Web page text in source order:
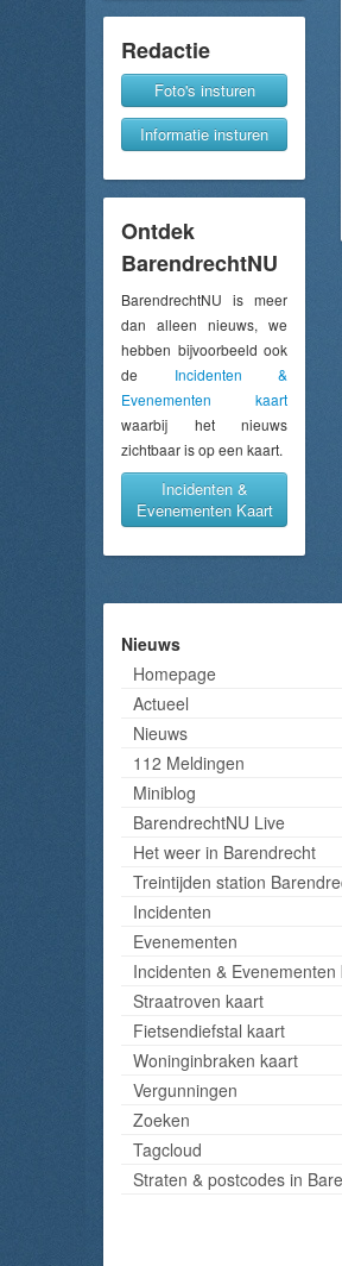
Redactie
Foto's insturen
Informatie insturen
Ontdek
BarendrechtNU
BarendrechtNU is meer
dan alleen nieuws, we
hebben bijvoorbeeld ook
de Incidenten &
Evenementen kaart
waarbij het nieuws
zichtbaar is op een kaart.
Incidenten &
Evenementen Kaart
Nieuws
Homepage
Actueel
Nieuws
112 Meldingen
Miniblog
BarendrechtNU Live
Het weer in Barendrecht
Treintijden station
Incidenten
Evenementen
Incidenten & Evenementen
Straatroven kaart
Fietsendiefstal kaart
Woninginbraken kaart
Vergunningen
Zoeken
Tagcloud
Straten & postcodes in